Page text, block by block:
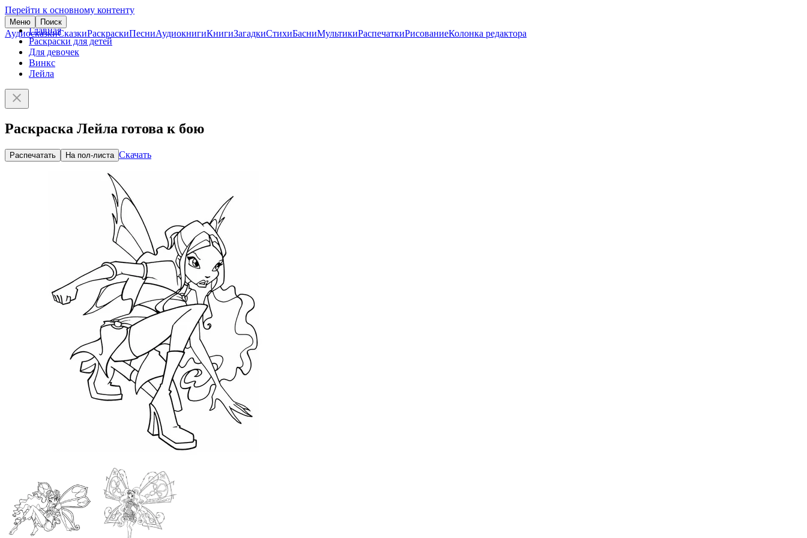
Перейти к основному контенту
Меню Поиск
АудиосказкиСказкиРаскраскиПесниАудиокнигиКнигиЗагадкиСтихиБасниМультикиРаспечаткиРисованиеКолонка редактора
Главная
Раскраски для детей
Для девочек
Винкс
Лейла
Раскраска Лейла готова к бою
Распечатать На пол-листа Скачать